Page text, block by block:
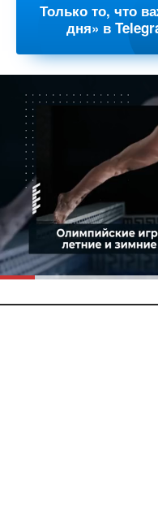
Только то, что
дня» в